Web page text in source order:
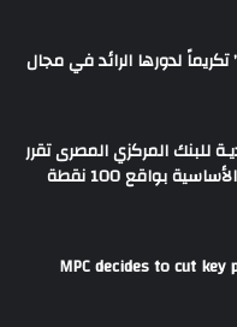
لدورها الرائد في مجال
للبنك المركزي المصرى تقرر
خفض أسعار العائد الأساسية بواقع 100 نقطة
MPC decides to cut